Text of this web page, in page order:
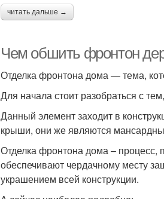
читать дальше →
Чем обшить фронтон
Отделка фронтона дома — тема,
Для начала стоит разобраться с
Данный элемент заходит в
крыши, они же являются
Отделка фронтона дома – процесс,
обеспечивают чердачному месту
украшением всей конструкции.